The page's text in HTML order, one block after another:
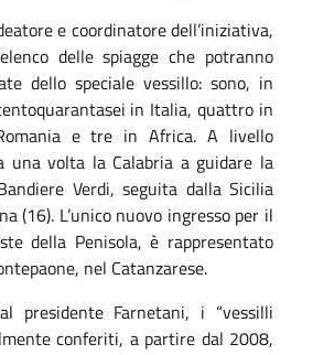
e coordinatore dell’iniziativa,
delle spiagge che potranno
dello speciale vessillo: sono, in
in Italia, quattro in
e tre in Africa. A livello
una volta la Calabria a guidare la
Verdi, seguita dalla Sicilia
(16). L’unico nuovo ingresso per il
della Penisola, è rappresentato
nel Catanzarese.
presidente Farnetani, i “vessilli
conferiti, a partire dal 2008,